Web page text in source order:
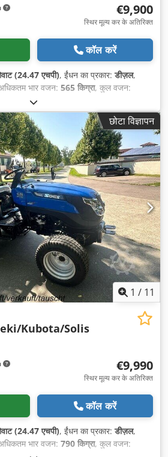
€9,900
स्थिर मूल्य कर के अतिरिक्त
कॉल करें
(24.47 एचपी), ईंधन का प्रकार:डीज़ल,
भार वजन: 565 किग्रा, कुल वजन:
प्रकार:
, उपकरण:सभी पहियों की ड्राइव,
छोटा विज्ञापन
1 / 11
Kubota/Solis
€9,990
स्थिर मूल्य कर के अतिरिक्त
कॉल करें
(24.47 एचपी), ईंधन का प्रकार:डीज़ल,
भार वजन: 790 किग्रा, कुल वजन: